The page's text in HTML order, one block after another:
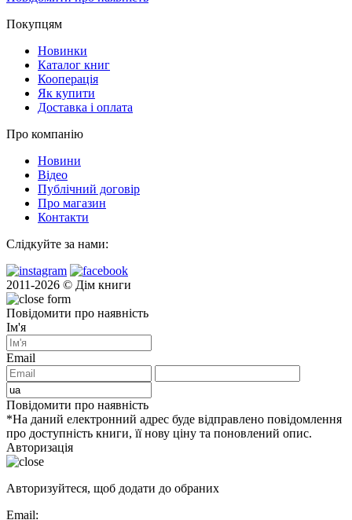
Покупцям
Новинки
Каталог книг
Кооперація
Як купити
Доставка і оплата
Про компанію
Новини
Відео
Публічний договір
Про магазин
Контакти
Слідкуйте за нами:
2011-2026 © Дім книги
Повідомити про наявність
Ім'я
Email
Повідомити про наявність
*На даний електронний адрес буде відправлено повідомлення
про доступність книги, її нову ціну та поновлений опис.
Авторизація
Авторизуйтеся, щоб додати до обраних
Email: